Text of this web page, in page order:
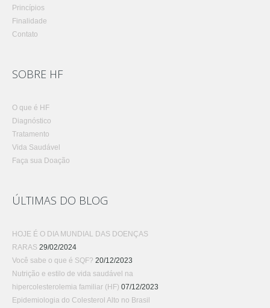
Princípios
Finalidade
Contato
SOBRE HF
O que é HF
Diagnóstico
Tratamento
Vida Saudável
Faça sua Doação
ÚLTIMAS DO BLOG
HOJE É O DIA MUNDIAL DAS DOENÇAS
RARAS 29/02/2024
Você sabe o que é SQF? 20/12/2023
Nutrição e estilo de vida saudável na
hipercolesterolemia familiar (HF) 07/12/2023
Epidemiologia do Colesterol Alto no Brasil